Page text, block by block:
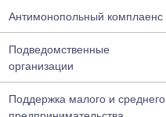
Антимонопольный комплаенс
Подведомственные
организации
Поддержка малого и среднего